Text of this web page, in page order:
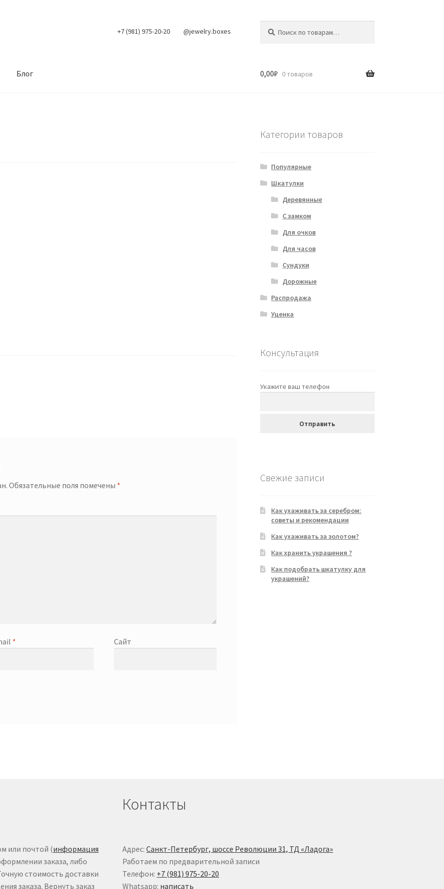
+7 (981) 975-20-20 @jewelry.boxes
Блог 0,00₽ 0 товаров
Обязательные поля помечены *
* Сайт
Категории товаров
Популярные
Шкатулки
Деревянные
С замком
Для очков
Для часов
Сундуки
Дорожные
Распродажа
Уценка
Консультация
Укажите ваш телефон
Свежие записи
Как ухаживать за серебром:
советы и рекомендации
Как ухаживать за золотом?
Как хранить украшения ?
Как подобрать шкатулку для
украшений?
или почтой (информация
заказа, либо
стоимость доставки
заказа. Вернуть заказ
Контакты
Адрес:Санкт-Петербург, шоссе Революции 31, ТД «Ладога»
Работаем по предварительной записи
Телефон: +7 (981) 975-20-20
Whatsapp: написать